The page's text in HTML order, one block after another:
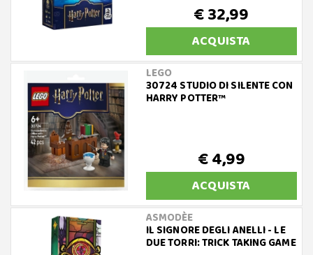
€ 32,99
ACQUISTA
LEGO
30724 STUDIO DI SILENTE CON
HARRY POTTER™
€ 4,99
ACQUISTA
ASMODÈE
IL SIGNORE DEGLI ANELLI - LE
DUE TORRI: TRICK TAKING GAME